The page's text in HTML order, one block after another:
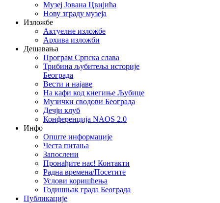
Музеј Јована Цвијића
Нову зграду музеја
Изложбе
Актуелне изложбе
Архива изложби
Дешавања
Програм Српска слава
Трибина љубитеља историје
Београда
Beсти и најаве
На кафи код кнегиње Љубице
Музички сводови Београда
Дечји клуб
Конференција NAOS 2.0
Инфо
Опште информације
Честа питања
Запослени
Пронађите нас! Контакти
Радна времена/Посетите
Услови коришћења
Годишњак града Београда
Публикације